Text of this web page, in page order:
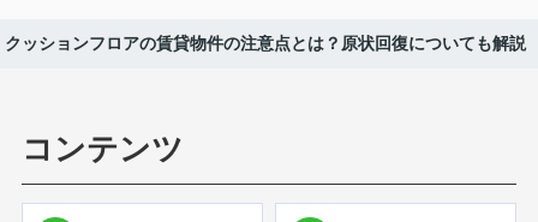
クッションフロアの賃貸物件の注意点とは？原状回復についても解説
コンテンツ